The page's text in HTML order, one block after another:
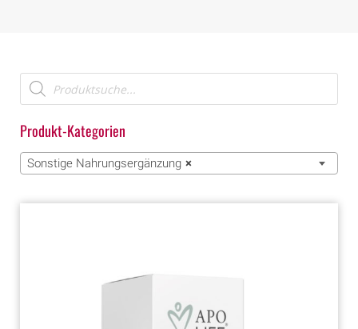
Produkt-Kategorien
×
Sonstige Nahrungsergänzung